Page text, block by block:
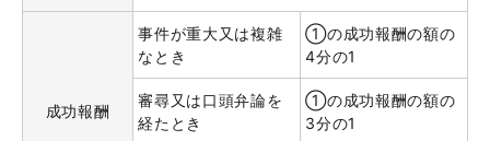
成功報酬
事件が重大又は複雑
なとき
①の成功報酬の額の
4分の1
審尋又は口頭弁論を
経たとき
①の成功報酬の額の
3分の1